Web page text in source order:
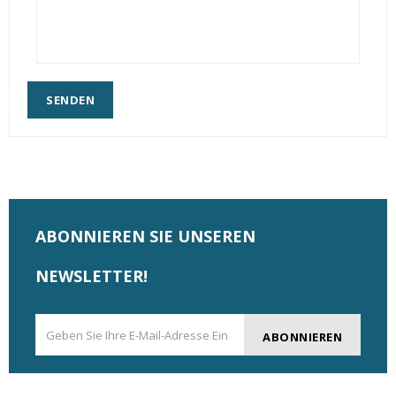
SENDEN
ABONNIEREN SIE UNSEREN
NEWSLETTER!
ABONNIEREN